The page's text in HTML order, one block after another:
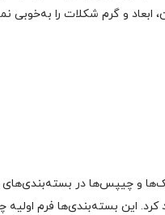
ابعاد و گرم شکلات را
و چیپس‌ها در
کرد. این بسته‌بندی‌ها فرم